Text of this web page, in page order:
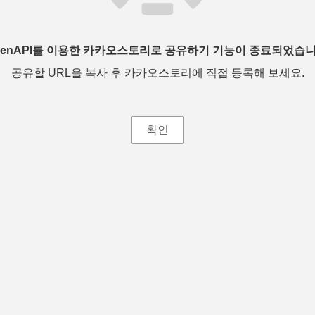
를 이용한 카카오스토리로 공유하기 기능이 종료되었습
공유할 URL을 복사 후 카카오스토리에 직접 등록해 보세요.
확인